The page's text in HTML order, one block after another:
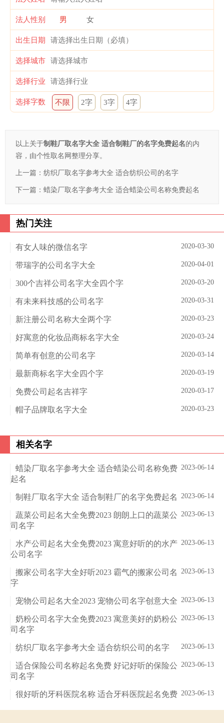
法人性别 男 女
出生日期
选择城市
选择行业
选择字数 不限 2字 3字 4字
以上关于制鞋厂取名字大全 适合制鞋厂的名字免费起名的内
容，由个性取名网整理分享。
上一篇： 纺织厂取名字参考大全 适合纺织公司的名字
下一篇： 蜡染厂取名字参考大全 适合蜡染公司名称免费起名
热门关注
2020-03-30
有女人味的微信名字
2020-04-01
带瑞字的公司名字大全
2020-03-20
300个吉祥公司名字大全四个字
2020-03-31
有未来科技感的公司名字
2020-03-23
新注册公司名称大全两个字
2020-03-24
好寓意的化妆品商标名字大全
2020-03-14
简单有创意的公司名字
2020-03-19
最新商标名字大全四个字
2020-03-17
免费公司起名吉祥字
2020-03-23
帽子品牌取名字大全
相关名字
2023-06-14
蜡染厂取名字参考大全 适合蜡染公司名称免费
起名
2023-06-14
制鞋厂取名字大全 适合制鞋厂的名字免费起名
2023-06-13
蔬菜公司起名大全免费2023 朗朗上口的蔬菜公
司名字
2023-06-13
水产公司起名大全免费2023 寓意好听的的水产
公司名字
2023-06-13
搬家公司名字大全好听2023 霸气的搬家公司名
字
2023-06-13
宠物公司起名大全2023 宠物公司名字创意大全
2023-06-13
奶粉公司名字大全免费2023 寓意美好的奶粉公
司名字
2023-06-13
纺织厂取名字参考大全 适合纺织公司的名字
2023-06-13
适合保险公司名称起名免费 好记好听的保险公
司名字
2023-06-13
很好听的牙科医院名称 适合牙科医院起名免费